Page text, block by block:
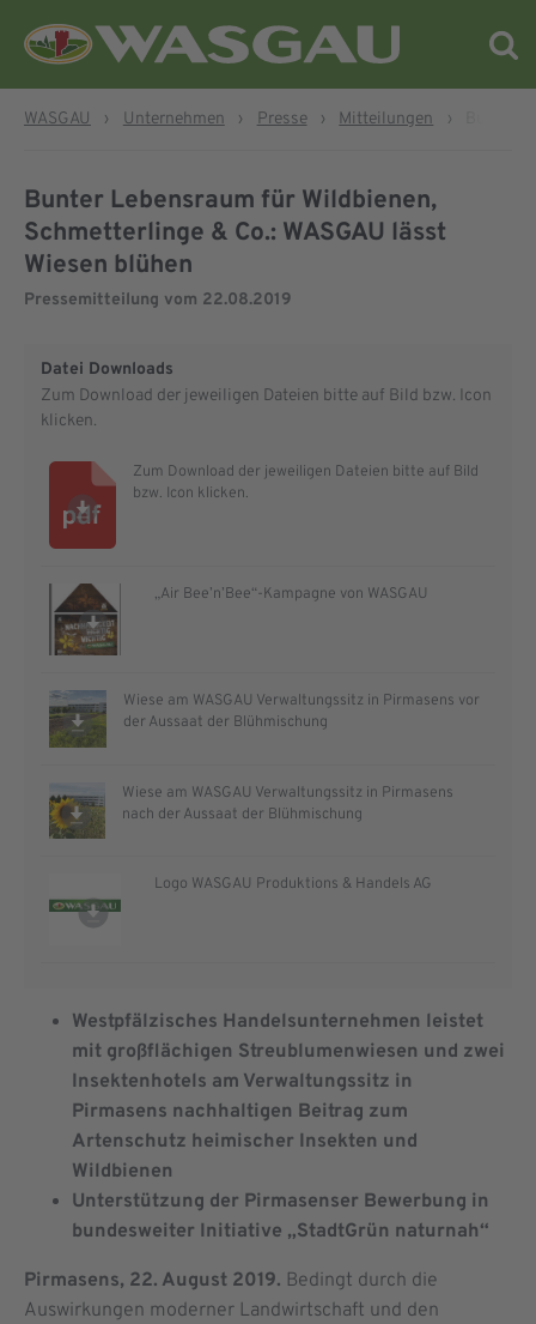
WASGAU › Unternehmen › Presse › Mitteilungen ›
Bunter Lebensraum für Wildbienen,
Schmetterlinge & Co.: WASGAU lässt
Wiesen blühen
Pressemitteilung vom 22.08.2019
Datei Downloads
Zum Download der jeweiligen Dateien bitte auf Bild bzw. Icon
klicken.
Zum Download der jeweiligen Dateien bitte auf Bild
bzw. Icon klicken.
„Air Bee’n’Bee“-Kampagne von WASGAU
Wiese am WASGAU Verwaltungssitz in Pirmasens vor
der Aussaat der Blühmischung
Wiese am WASGAU Verwaltungssitz in Pirmasens
nach der Aussaat der Blühmischung
Logo WASGAU Produktions & Handels AG
Westpfälzisches Handelsunternehmen leistet
mit großflächigen Streublumenwiesen und zwei
Insektenhotels am Verwaltungssitz in
Pirmasens nachhaltigen Beitrag zum
Artenschutz heimischer Insekten und
Wildbienen
Unterstützung der Pirmasenser Bewerbung in
bundesweiter Initiative „StadtGrün naturnah“
Pirmasens, 22. August 2019. Bedingt durch die
Auswirkungen moderner Landwirtschaft und den